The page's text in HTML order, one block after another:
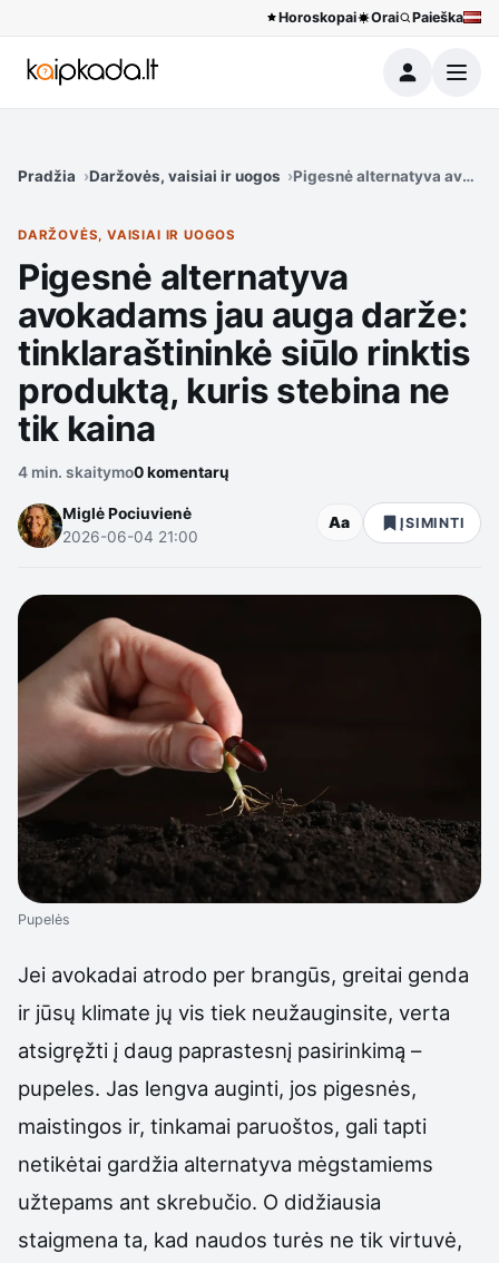
Horoskopai Orai Paieška
Meniu
Pradžia Daržovės, vaisiai ir uogos Pigesnė alternatyva
DARŽOVĖS, VAISIAI IR UOGOS
Pigesnė alternatyva
avokadams jau auga darže:
tinklaraštininkė siūlo rinktis
produktą, kuris stebina ne
tik kaina
4 min. skaitymo0 komentarų
Miglė Pociuvienė
2026-06-04 21:00
Aa ĮSIMINTI
Pupelės
Jei avokadai atrodo per brangūs, greitai genda
ir jūsų klimate jų vis tiek neužauginsite, verta
atsigręžti į daug paprastesnį pasirinkimą –
pupeles. Jas lengva auginti, jos pigesnės,
maistingos ir, tinkamai paruoštos, gali tapti
netikėtai gardžia alternatyva mėgstamiems
užtepams ant skrebučio. O didžiausia
staigmena ta, kad naudos turės ne tik virtuvė,